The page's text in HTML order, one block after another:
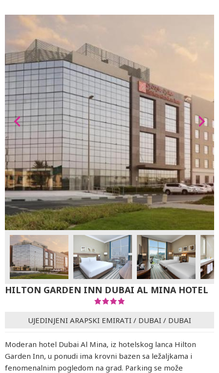
HILTON GARDEN INN DUBAI AL MINA HOTEL
UJEDINJENI ARAPSKI EMIRATI / DUBAI / DUBAI
Moderan hotel Dubai Al Mina, iz hotelskog lanca Hilton
Garden Inn, u ponudi ima krovni bazen sa ležaljkama i
fenomenalnim pogledom na grad. Parking se može